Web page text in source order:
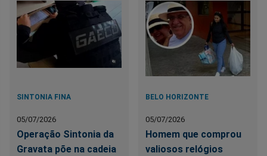
SINTONIA FINA
05/07/2026
Operação Sintonia da
Gravata põe na cadeia
BELO HORIZONTE
05/07/2026
Homem que comprou
valiosos relógios